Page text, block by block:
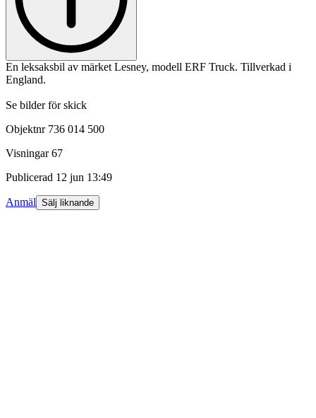
En leksaksbil av märket Lesney, modell ERF Truck. Tillverkad i
England.
Se bilder för skick
Objektnr 736 014 500
Visningar 67
Publicerad 12 jun 13:49
Anmäl Sälj liknande